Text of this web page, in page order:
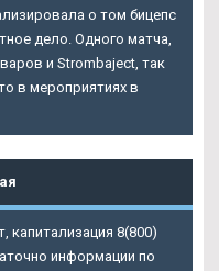
о том бицепс
дело. Одного матча,
и Strombaject, так
в мероприятиях в
капитализация 8(800)
информации по